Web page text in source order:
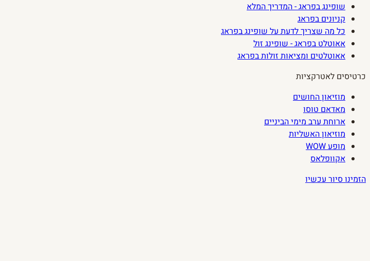
שופינג בפראג - המדריך המלא
קניונים בפראג
כל מה שצריך לדעת על שופינג בפראג
אאוטלט בפראג - שופינג זול
אאוטלטים ומציאות זולות בפראג
כרטיסים לאטרקציות
מוזיאון החושים
מאדאם טוסו
ארוחת ערב מימי הביניים
מוזיאון האשליות
מופע WOW
אקוופלאס
הזמינו סיור עכשיו